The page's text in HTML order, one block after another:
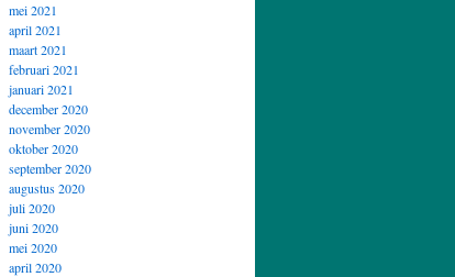
mei 2021
april 2021
maart 2021
februari 2021
januari 2021
december 2020
november 2020
oktober 2020
september 2020
augustus 2020
juli 2020
juni 2020
mei 2020
april 2020